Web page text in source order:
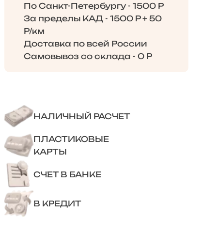
По Санкт-Петербургу - 1500 Р
За пределы КАД - 1500 Р + 50
Р/км
Доставка по всей России
Самовывоз со склада - 0 Р
НАЛИЧНЫЙ РАСЧЕТ
ПЛАСТИКОВЫЕ
КАРТЫ
СЧЕТ В БАНКЕ
В КРЕДИТ